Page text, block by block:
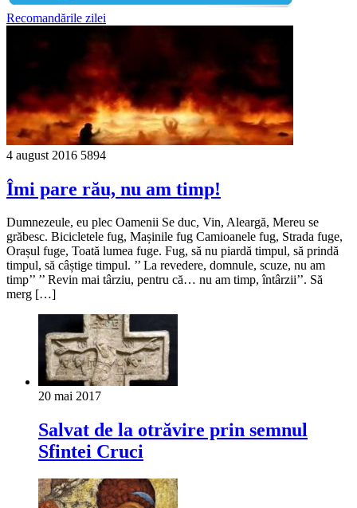
Recomandările zilei
4 august 2016 5894
Îmi pare rău, nu am timp!
Dumnezeule, eu plec Oamenii Se duc, Vin, Aleargă, Mereu se
grăbesc. Bicicletele fug, Mașinile fug Camioanele fug, Strada fuge,
Orașul fuge, Toată lumea fuge. Fug, să nu piardă timpul, să prindă
timpul, să câștige timpul. ’’ La revedere, domnule, scuze, nu am
timp’’ ’’ Revin mai târziu, pentru că… nu am timp, întârzii’’. Să
merg […]
20 mai 2017
Salvat de la otrăvire prin semnul
Sfintei Cruci